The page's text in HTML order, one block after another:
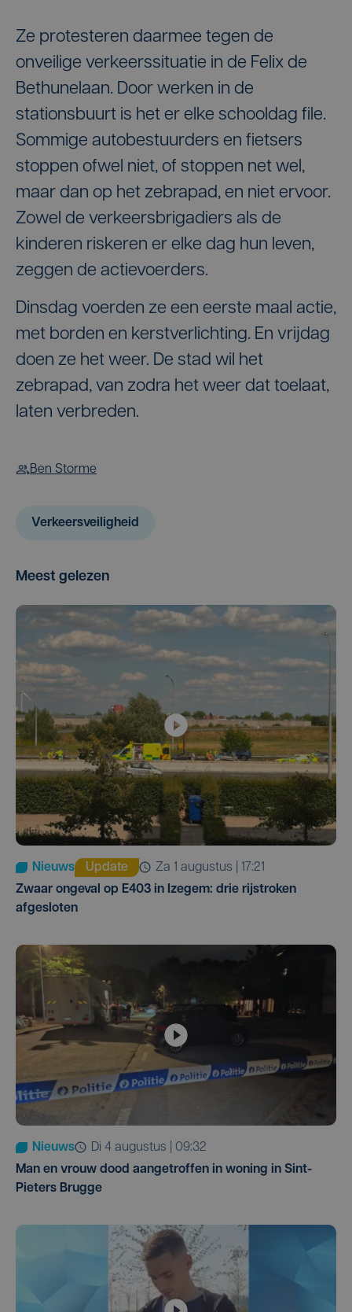
Ze protesteren daarmee tegen de
onveilige verkeerssituatie in de Felix de
Bethunelaan. Door werken in de
stationsbuurt is het er elke schooldag file.
Sommige autobestuurders en fietsers
stoppen ofwel niet, of stoppen net wel,
maar dan op het zebrapad, en niet ervoor.
Zowel de verkeersbrigadiers als de
kinderen riskeren er elke dag hun leven,
zeggen de actievoerders.
Dinsdag voerden ze een eerste maal actie,
met borden en kerstverlichting. En vrijdag
doen ze het weer. De stad wil het
zebrapad, van zodra het weer dat toelaat,
laten verbreden.
Ben Storme
Verkeersveiligheid
Meest gelezen
Nieuws Update
za 1 augustus | 17:21
Zwaar ongeval op E403 in Izegem: drie rijstroken
afgesloten
Nieuws
di 4 augustus | 09:32
Man en vrouw dood aangetroffen in woning in Sint-
Pieters Brugge